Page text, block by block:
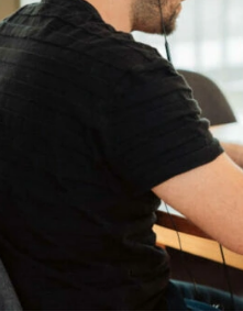
FAQ
Kaiserslautern